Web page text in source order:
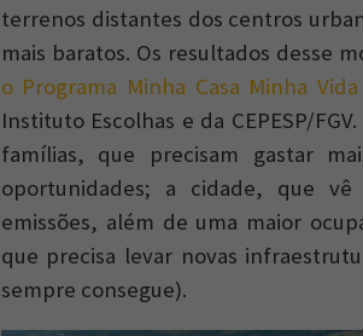
terrenos distantes dos centros
mais baratos. Os resultados desse
o Programa Minha Casa Minha
Instituto Escolhas e da CEPESP/
famílias, que precisam gastar
oportunidades; a cidade, que
emissões, além de uma maior
que precisa levar novas
sempre consegue).